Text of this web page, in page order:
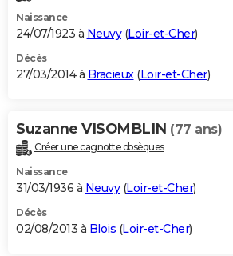
Naissance
24/07/1923 à Neuvy(Loir-et-Cher)
Décès
27/03/2014 à Bracieux(Loir-et-Cher)
Suzanne VISOMBLIN (77 ans)
Créer une cagnotte obsèques
Naissance
31/03/1936 à Neuvy(Loir-et-Cher)
Décès
02/08/2013 à Blois (Loir-et-Cher)